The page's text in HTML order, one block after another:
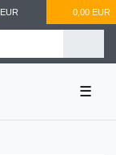
EUR 0,00 EUR
☰